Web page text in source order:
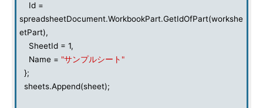
Id =
spreadsheetDocument.WorkbookPart.GetIdOfPart(workshe
etPart),
SheetId = 1,
Name = "サンプルシート"
};
sheets.Append(sheet);